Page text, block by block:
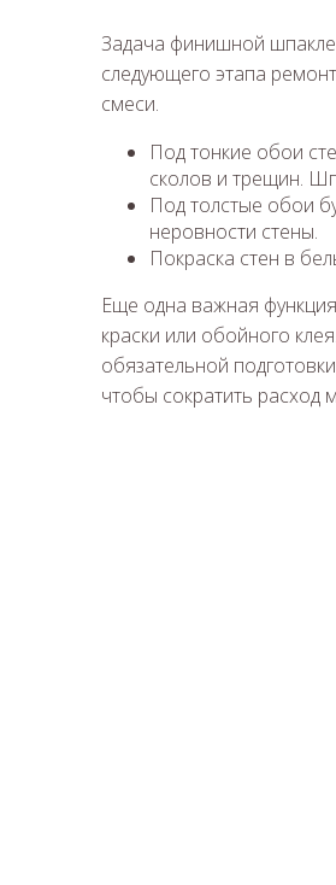
Задача финишной
следующего этапа
смеси.
Под тонкие обои
сколов и трещин.
Под толстые обои
неровности стены.
Покраска стен в
Еще одна важная
краски или обойного
обязательной
чтобы сократить расход